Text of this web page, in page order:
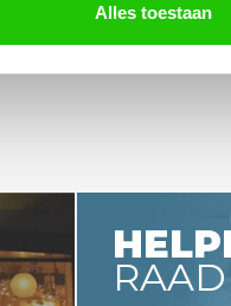
Alles toestaan